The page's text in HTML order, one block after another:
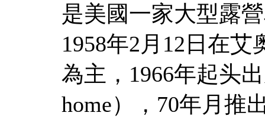
是美國一家大型露
1958年2月12日在
為主，1966年起头
home），70年月推